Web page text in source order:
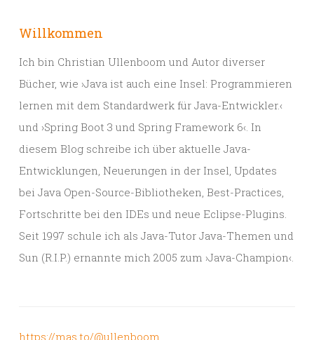
Willkommen
Ich bin Christian Ullenboom und Autor diverser
Bücher, wie ›Java ist auch eine Insel: Programmieren
lernen mit dem Standardwerk für Java-Entwickler.‹
und ›Spring Boot 3 und Spring Framework 6‹. In
diesem Blog schreibe ich über aktuelle Java-
Entwicklungen, Neuerungen in der Insel, Updates
bei Java Open-Source-Bibliotheken, Best-Practices,
Fortschritte bei den IDEs und neue Eclipse-Plugins.
Seit 1997 schule ich als Java-Tutor Java-Themen und
Sun (R.I.P.) ernannte mich 2005 zum ›Java-Champion‹.
https://mas.to/@ullenboom